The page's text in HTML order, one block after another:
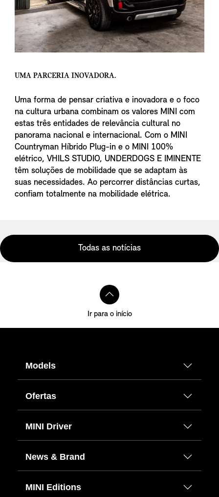
UMA PARCERIA INOVADORA.
Uma forma de pensar criativa e inovadora e o foco
na cultura urbana combinam os valores MINI com
estas três entidades de relevância cultural no
panorama nacional e internacional. Com o MINI
Countryman Híbrido Plug-in e o MINI 100%
elétrico, VHILS STUDIO, UNDERDOGS E IMINENTE
têm soluções de mobilidade que se adaptam às
suas necessidades. Ao percorrer distâncias curtas,
confiam totalmente na mobilidade elétrica.
Todas as notícias
Ir para o início
Models
Ofertas
MINI Driver
News & Brand
MINI Editions